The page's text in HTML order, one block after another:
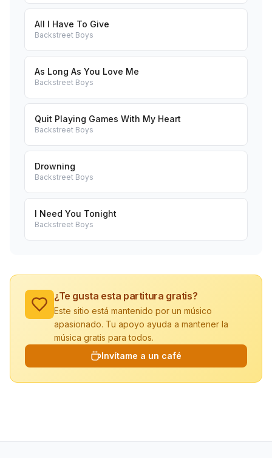
All I Have To Give
Backstreet Boys
As Long As You Love Me
Backstreet Boys
Quit Playing Games With My Heart
Backstreet Boys
Drowning
Backstreet Boys
I Need You Tonight
Backstreet Boys
¿Te gusta esta partitura gratis?
Este sitio está mantenido por un músico
apasionado. Tu apoyo ayuda a mantener la
música gratis para todos.
Invítame a un café